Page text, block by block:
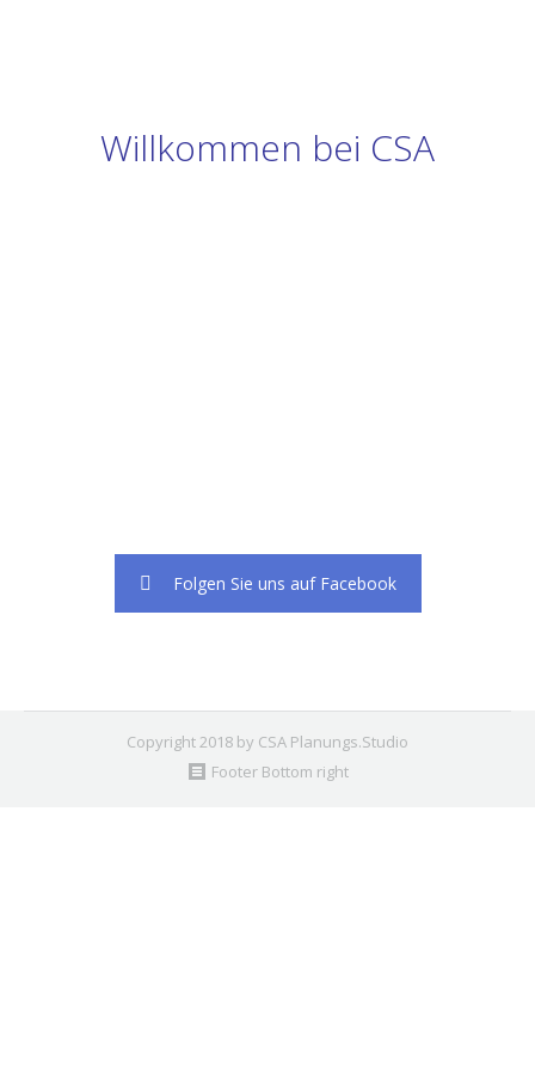
Willkommen bei CSA
Folgen Sie uns auf Facebook
Copyright 2018 by CSA Planungs.Studio
Footer Bottom right